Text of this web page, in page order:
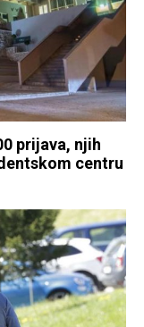
prijava, njih
centru